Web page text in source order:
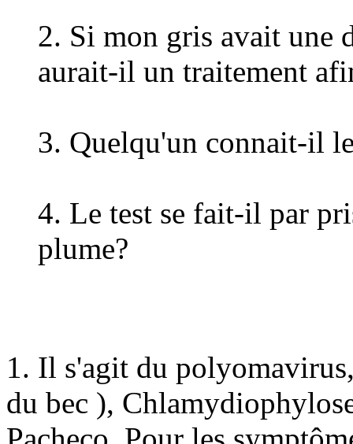
2. Si mon gris avait une
aurait-il un traitement
3. Quelqu'un connait-il
4. Le test se fait-il par
plume?
1. Il s'agit du
du bec ),